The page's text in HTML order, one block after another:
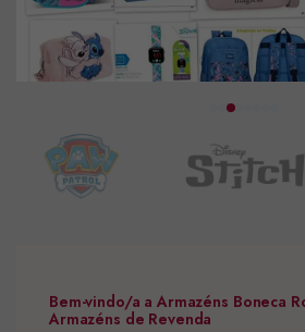
Bem-vindo/a a Armazéns Boneca
Armazéns de Revenda